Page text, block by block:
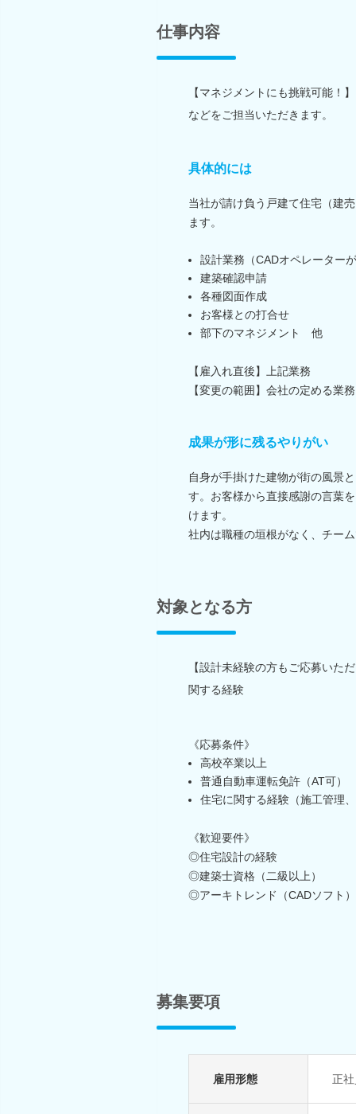
仕事内容
【マネジメントにも挑戦可能！
などをご担当いただきます。
具体的には
当社が請け負う戸建て住宅（建
ます。
設計業務（CADオペレーター
建築確認申請
各種図面作成
お客様との打合せ
部下のマネジメント 他
【雇入れ直後】上記業務
【変更の範囲】会社の定める業務
成果が形に残るやりがい
自身が手掛けた建物が街の風景
す。お客様から直接感謝の言葉
けます。
社内は職種の垣根がなく、チー
対象となる方
【設計未経験の方もご応募いた
関する経験
《応募条件》
高校卒業以上
普通自動車運転免許（AT可）
住宅に関する経験（施工管理
《歓迎要件》
◎住宅設計の経験
◎建築士資格（二級以上）
◎アーキトレンド（CADソフト
募集要項
雇用形態 正